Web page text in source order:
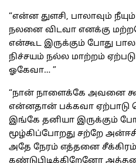
“என்ன துளசி, பாலாவும்
நலனை விடவா எனக்கு
என்கூட இருக்கும் போது
நிச்சயம் நல்ல மாற்றம்
ஓகேவா… ”
“நான் நாளைக்கே அவனை
என்னதான் பக்கவா ஏற்பாடு
இங்கே தனியா இருக்கும்
மூழ்கிப்போறது சற்றே
அதே நேரம் எத்தனை